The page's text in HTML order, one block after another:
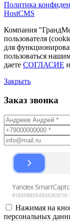
Политика
HostCMS
Компания
пользователя
для
пользоваться
даете СОГЛАСИЕ
Закрыть
Заказ звонка
Нажимая на
персональных